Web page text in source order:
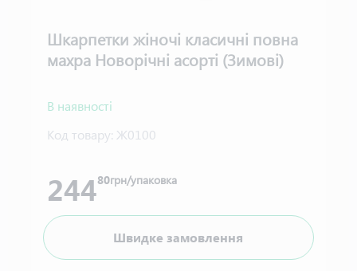
Шкарпетки жіночі класичні повна
махра Новорічні асорті (Зимові)
В наявності
Код товару: Ж0100
24480грн/упаковка
Швидке замовлення